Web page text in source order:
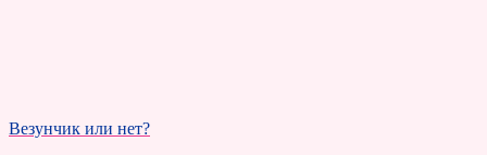
Везунчик или нет?